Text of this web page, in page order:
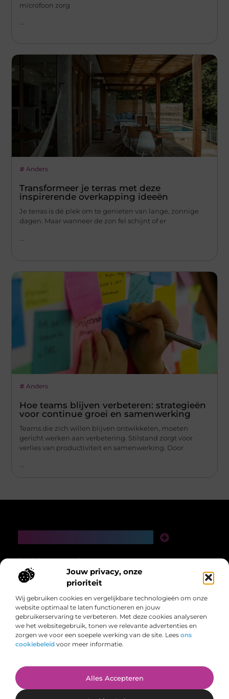
Jouw privacy, onze
prioriteit
Wij gebruiken cookies en vergelijkbare technologieën om onze
website optimaal te laten functioneren en jouw
gebruikerservaring te verbeteren. Met deze cookies analyseren
we het websitegebruik, tonen we relevante advertenties en
zorgen we voor een soepele werking van de site. Lees ons
cookiebeleid voor meer informatie.
Alles Accepteren
microfoon zorg
...
Anders
Transformeer je terras met deze
inspirerende overkapping ideeën
Je terras is dé plek om te genieten van lange, zonnige
dagen. Maar wanneer de zon fel schijnt of er
Anders
Hoe teams blijven verbeteren: strategieën
voor continue groei en samenwerking
Teams die zich willen blijven ontwikkelen, moeten
gericht werken aan verbetering. Stilstand zorgt voor
verlies van productiviteit en samenwerking. Door
Bericht categorie
Voor ieder wat wils, overzichtelijk bij elkaar.
@2025 All Right Reserved. Design bywww.evenrelaxen.nl.